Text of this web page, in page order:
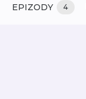
EPIZODY 4